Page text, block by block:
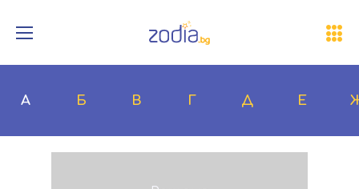
А Б В Г Д Е